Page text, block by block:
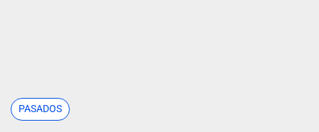
PASADOS